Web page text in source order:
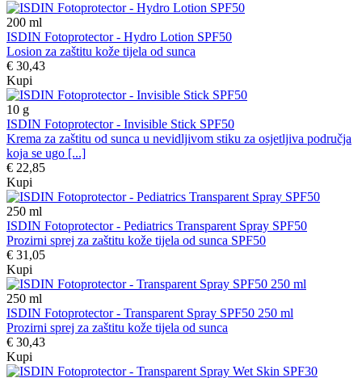
200 ml
ISDIN Fotoprotector - Hydro Lotion SPF50
Losion za zaštitu kože tijela od sunca
€ 30,43
Kupi
10 g
ISDIN Fotoprotector - Invisible Stick SPF50
Krema za zaštitu od sunca u nevidljivom stiku za osjetljiva područja
koja se ugo [...]
€ 22,85
Kupi
250 ml
ISDIN Fotoprotector - Pediatrics Transparent Spray SPF50
Prozirni sprej za zaštitu kože tijela od sunca SPF50
€ 31,05
Kupi
250 ml
ISDIN Fotoprotector - Transparent Spray SPF50 250 ml
Prozirni sprej za zaštitu kože tijela od sunca
€ 30,43
Kupi